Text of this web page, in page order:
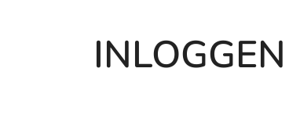
INLOGGEN